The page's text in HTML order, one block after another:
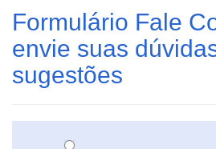
Formulário Fale
envie suas
sugestões